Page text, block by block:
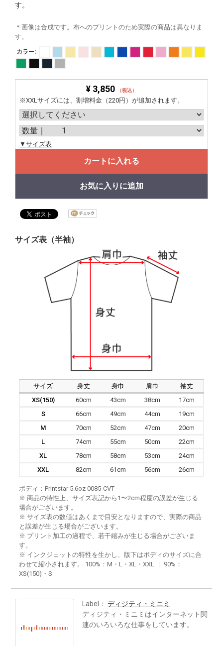
す。
＊画像は合成です。布へのプリントのため実際の商品は異なりま
す。
カラー:
¥ 3,850 （税込）
※XXLサイズには、割増料金（220円）が追加されます。
▼サイズ表
カートに入れる
お気に入りに追加
サイズ表（半袖）
サイズ 身丈 身巾 肩巾
袖丈
XS(150)
60cm 43cm 38cm
17cm
S
66cm 49cm 44cm
19cm
M
70cm 52cm 47cm
20cm
L
74cm 55cm 50cm
22cm
XL
78cm 58cm 53cm
24cm
XXL
82cm 61cm 56cm 26cm
ボディ：Printstar 5.6oz 0085-CVT
※ 商品の特性上、サイズ表記から1〜2cm程度の誤差が生じる
場合がございます。
※ サイズ表の数値はあくまで目安となりますので、実際の商品
と誤差が生じる場合がございます。
※ プリント加工の過程で、若干縮みが生じる場合がございま
す。
※ インクジェットの特性を生かし、版下はボディのサイズに合
わせて縮小されます。 100%：M・L・XL・XXL ｜ 90%：
XS(150)・S
Label： ディジティ・ミニミ
ディジティ・ミニミはインターネット関
連のいろいろな仕事をしています。